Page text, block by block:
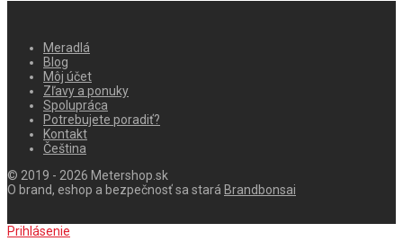
Meradlá
Blog
Môj účet
Zľavy a ponuky
Spolupráca
Potrebujete poradiť?
Kontakt
Čeština
© 2019 - 2026 Metershop.sk
O brand, eshop a bezpečnosť sa stará Brandbonsai
Prihlásenie